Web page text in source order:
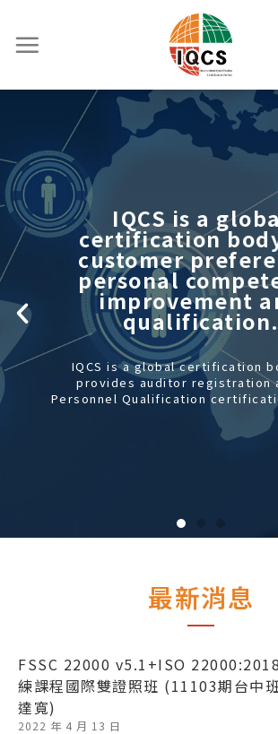
IQCS is an ISO
certification
最新消息
FSSC 22000 v5.1+ISO
練課程國際雙證照班 (11103期台中
達寬)
2022 年 4 月 13 日